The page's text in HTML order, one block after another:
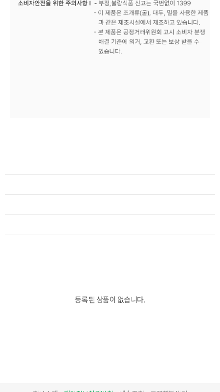
등록된 상품이 없습니다.